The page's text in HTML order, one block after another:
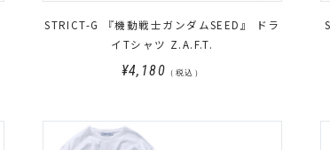
STRICT-G 『機動戦士ガンダムSEED』 ドラ
イTシャツ Z.A.F.T.
¥4,180 （税込）